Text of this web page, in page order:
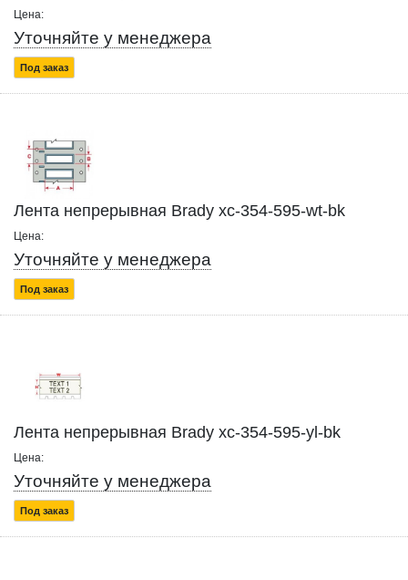
Цена:
Уточняйте у менеджера
Под заказ
Лента непрерывная Brady xc-354-595-wt-bk
Цена:
Уточняйте у менеджера
Под заказ
Лента непрерывная Brady xc-354-595-yl-bk
Цена:
Уточняйте у менеджера
Под заказ